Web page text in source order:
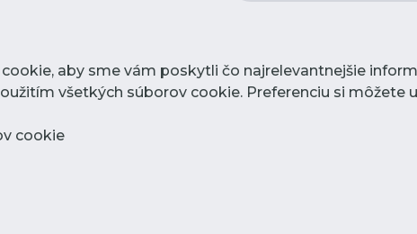
aby sme vám poskytli čo najrelevantnejšie
všetkých súborov cookie. Preferenciu si
cookie